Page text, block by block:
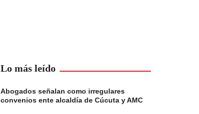
Lo más leído
Abogados señalan como irregulares
convenios ente alcaldía de Cúcuta y AMC